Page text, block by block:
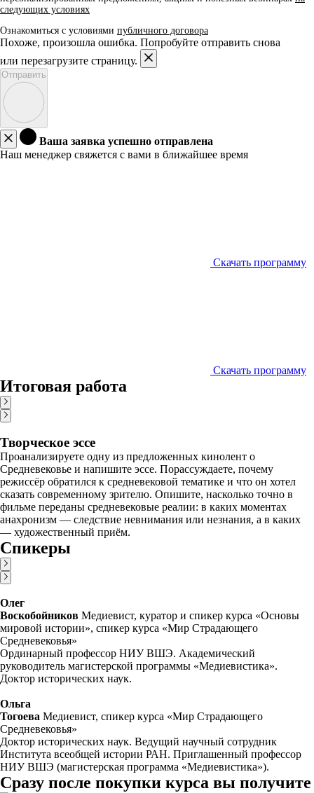
следующих условиях
Ознакомиться с условиями публичного договора
Похоже, произошла ошибка. Попробуйте отправить снова
или перезагрузите страницу.
Отправить
Ваша заявка успешно отправлена
Наш менеджер свяжется с вами в ближайшее время
Скачать программу
Скачать программу
Итоговая работа
Творческое эссе
Проанализируете одну из предложенных кинолент о
Средневековье и напишите эссе. Порассуждаете, почему
режиссёр обратился к средневековой тематике и что он хотел
сказать современному зрителю. Опишите, насколько точно в
фильме переданы средневековые реалии: в каких моментах
анахронизм — следствие невнимания или незнания, а в каких
— художественный приём.
Спикеры
Олег
Воскобойников Медиевист, куратор и спикер курса «Основы
мировой истории», спикер курса «Мир Страдающего
Средневековья»
Ординарный профессор НИУ ВШЭ. Академический
руководитель магистерской программы «Медиевистика».
Доктор исторических наук.
Ольга
Тогоева Медиевист, спикер курса «Мир Страдающего
Средневековья»
Доктор исторических наук. Ведущий научный сотрудник
Института всеобщей истории РАН. Приглашенный профессор
НИУ ВШЭ (магистерская программа «Медиевистика»).
Сразу после покупки курса вы получите